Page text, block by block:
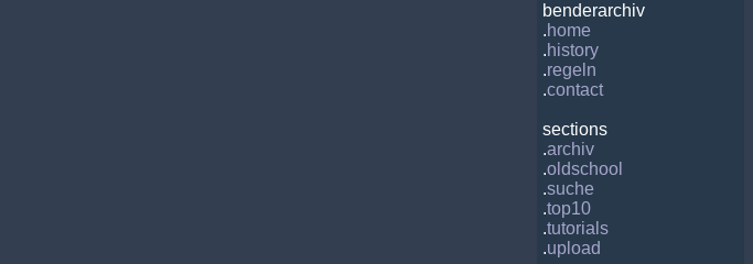
benderarchiv
.home
.history
.regeln
.contact
sections
.archiv
.oldschool
.suche
.top10
.tutorials
.upload